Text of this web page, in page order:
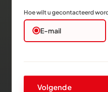
Hoe wilt u gecontacteerd
E-mail
Volgende